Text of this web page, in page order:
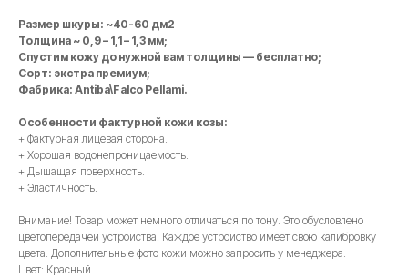
Размер шкуры: ~40-60 дм2
Толщина ~ 0,9 – 1,1 – 1,3 мм;
Спустим кожу до нужной вам толщины — бесплатно;
Сорт: экстра премиум;
Фабрика: Antiba\Falco Pellami.
Особенности фактурной кожи козы:
+ Фактурная лицевая сторона.
+ Хорошая водонепроницаемость.
+ Дышащая поверхность.
+ Эластичность.
Внимание! Товар может немного отличаться по тону. Это обусловлено
цветопередачей устройства. Каждое устройство имеет свою калибровку
цвета. Дополнительные фото кожи можно запросить у менеджера.
Цвет: Красный